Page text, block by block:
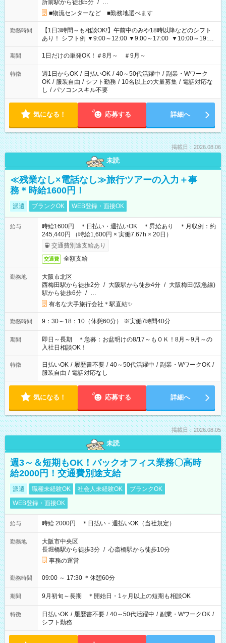
所前駅から徒歩5分 / …
■物流センターなど ■勤務地選べます
勤務時間
【1日3時間～も相談OK!】午前中のみや18時以降などのシフト
あり！ シフト例 ▼9:00～12:00 ▼9:00～17:00 ▼10:00～19:00
▼18:00～21:00
期間 1日だけの単発OK！＃8月～ ＃9月～
特徴 週1日からOK / 日払いOK / 40～50代活躍中 / 副業・Wワーク
OK / 服装自由 / シフト勤務 / 10名以上の大量募集 / 電話対応な
し / パソコンスキル不要
気になる！ 応募する 詳細へ
掲載日：2026.08.06
未読
≪残業なし×電話なし≫旅行ツアーの入力＋事
務＊時給1600円！
派遣 ブランクOK WEB登録・面接OK
給与
時給1600円 ＊日払い・週払いOK ＊昇給あり ＊月収例：約
245,440円 （時給1,600円 × 実働7.67h × 20日）
交通費別途支給あり
交通費 全額支給
勤務地
大阪市北区
西梅田駅から徒歩2分 / 大阪駅から徒歩4分 / 大阪梅田(阪急線)
駅から徒歩6分 / …
有名な大手旅行会社＊駅直結✨
勤務時間 9：30～18：10（休憩60分） ※実働7時間40分
期間
即日～長期 ＊急募：お盆明けの8/17～もＯＫ！8月～9月～の
入社日相談OK！
特徴 日払いOK / 履歴書不要 / 40～50代活躍中 / 副業・WワークOK /
服装自由 / 電話対応なし
気になる！ 応募する 詳細へ
掲載日：2026.08.05
未読
週3～＆短期もOK！バックオフィス業務〇高時
給2000円！交通費別途支給
派遣 職種未経験OK 社会人未経験OK
ブランクOK
WEB登録・面接OK
給与 時給 2000円 ＊日払い・週払いOK（当社規定）
勤務地
大阪市中央区
長堀橋駅から徒歩3分 / 心斎橋駅から徒歩10分
事務の運営
勤務時間 09:00 ～ 17:30 ＊休憩60分
期間 9月初旬～長期 ＊開始日・1ヶ月以上の短期も相談OK
特徴 日払いOK / 履歴書不要 / 40～50代活躍中 / 副業・WワークOK /
シフト勤務